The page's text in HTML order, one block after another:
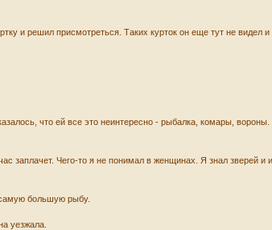
и решил присмотреться. Таких курток он еще тут не видел и
что ей все это неинтересно - рыбалка, комары,
заплачет. Чего-то я не понимал в женщинах. Я знал зверей
самую большую рыбу.
уезжала.